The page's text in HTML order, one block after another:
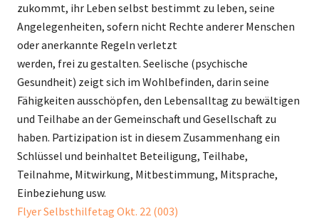
zukommt, ihr Leben selbst bestimmt zu leben, seine
Angelegenheiten, sofern nicht Rechte anderer Menschen
oder anerkannte Regeln verletzt
werden, frei zu gestalten. Seelische (psychische
Gesundheit) zeigt sich im Wohlbefinden, darin seine
Fähigkeiten ausschöpfen, den Lebensalltag zu bewältigen
und Teilhabe an der Gemeinschaft und Gesellschaft zu
haben. Partizipation ist in diesem Zusammenhang ein
Schlüssel und beinhaltet Beteiligung, Teilhabe,
Teilnahme, Mitwirkung, Mitbestimmung, Mitsprache,
Einbeziehung usw.
Flyer Selbsthilfetag Okt. 22 (003)